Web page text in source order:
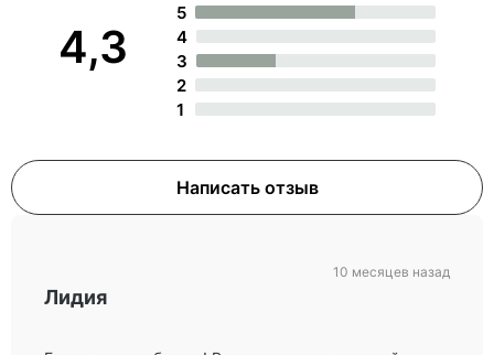
4,3
5
4
3
2
1
Написать отзыв
Лидия
10 месяцев назад